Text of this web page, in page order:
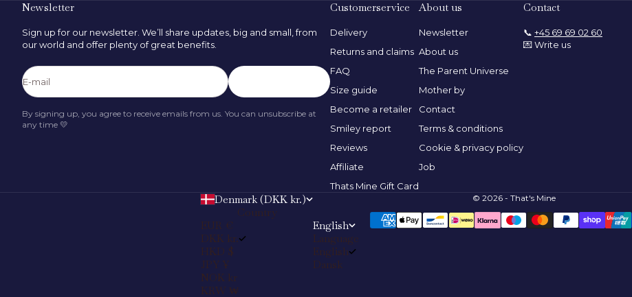
Newsletter
Sign up for our newsletter. We’ll share updates, big and small, from
our world and offer plenty of great benefits.
E-mail
By signing up, you agree to receive emails from us. You can unsubscribe at
any time 💛
Customerservice
Delivery
Returns and claims
FAQ
Size guide
Become a retailer
Smiley report
Reviews
Affiliate
Thats Mine Gift Card
About us
Newsletter
About us
The Parent Universe
Mother by
Contact
Terms & conditions
Cookie & privacy policy
Job
Contact
📞 +45 69 69 02 60
💌 Write us
Denmark (DKK kr.)
Country
EUR €
DKK kr.
HKD $
JPY ¥
NOK kr
KRW ₩
English
Language
English
Dansk
© 2026 - That's Mine